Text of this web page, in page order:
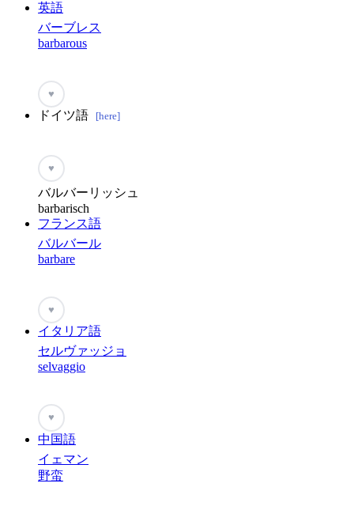
英語
バーブレス
barbarous
♥
ドイツ語 [here]
♥
バルバーリッシュ
barbarisch
フランス語
バルバール
barbare
♥
イタリア語
セルヴァッジョ
selvaggio
♥
中国語
イェマン
野蛮